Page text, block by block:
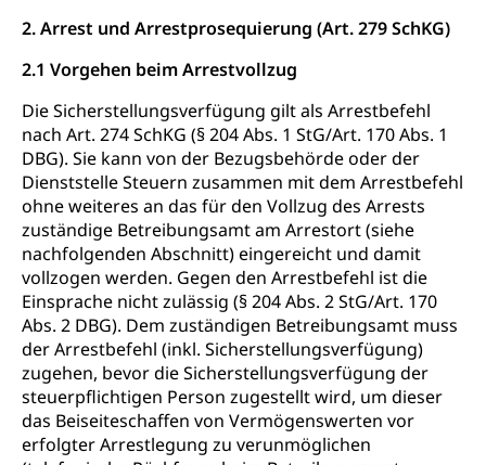
2. Arrest und Arrestprosequierung (Art. 279 SchKG)
2.1 Vorgehen beim Arrestvollzug
Die Sicherstellungsverfügung gilt als Arrestbefehl
nach Art. 274 SchKG (§ 204 Abs. 1 StG/Art. 170 Abs. 1
DBG). Sie kann von der Bezugsbehörde oder der
Dienststelle Steuern zusammen mit dem Arrestbefehl
ohne weiteres an das für den Vollzug des Arrests
zuständige Betreibungsamt am Arrestort (siehe
nachfolgenden Abschnitt) eingereicht und damit
vollzogen werden. Gegen den Arrestbefehl ist die
Einsprache nicht zulässig (§ 204 Abs. 2 StG/Art. 170
Abs. 2 DBG). Dem zuständigen Betreibungsamt muss
der Arrestbefehl (inkl. Sicherstellungsverfügung)
zugehen, bevor die Sicherstellungsverfügung der
steuerpflichtigen Person zugestellt wird, um dieser
das Beiseiteschaffen von Vermögenswerten vor
erfolgter Arrestlegung zu verunmöglichen